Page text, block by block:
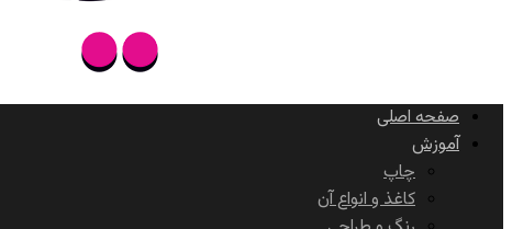
صفحه اصلی
آموزش
چاپ
کاغذ و انواع آن